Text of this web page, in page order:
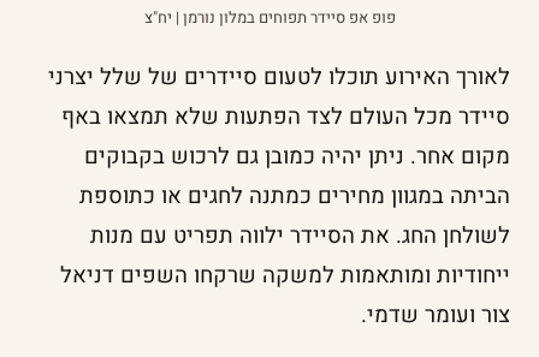
פופ אפ סיידר תפוחים במלון נורמן | יח"צ
לאורך האירוע תוכלו לטעום סיידרים של שלל יצרני
סיידר מכל העולם לצד הפתעות שלא תמצאו באף
מקום אחר. ניתן יהיה כמובן גם לרכוש בקבוקים
הביתה במגוון מחירים כמתנה לחגים או כתוספת
לשולחן החג. את הסיידר ילווה תפריט עם מנות
ייחודיות ומותאמות למשקה שרקחו השפים דניאל
צור ועומר שדמי.